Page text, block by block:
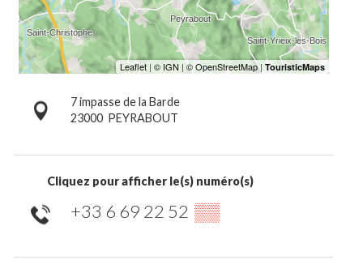
7 impasse de la Barde
23000 PEYRABOUT
Cliquez pour afficher le(s) numéro(s)
+33 6 69 22 52 ▒▒